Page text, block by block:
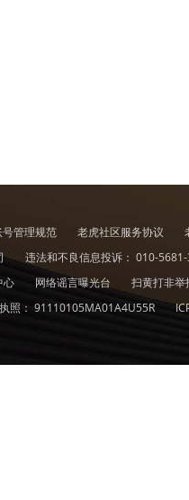
管理规范 老虎社区服务协议
违法和不良信息投诉： 010-
心 网络谣言曝光台
扫黄打非
照： 91110105MA01A4U55R